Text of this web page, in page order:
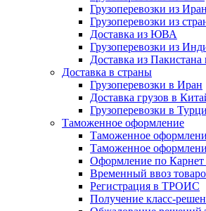
Грузоперевозки из
Грузоперевозки из
Доставка из ЮВА
Грузоперевозки из
Доставка из
Доставка в страны
Грузоперевозки в Иран
Доставка грузов в
Грузоперевозки в
Таможенное оформление
Таможенное
Таможенное
Оформление по
Временный ввоз
Регистрация в ТРОИС
Получение класс-